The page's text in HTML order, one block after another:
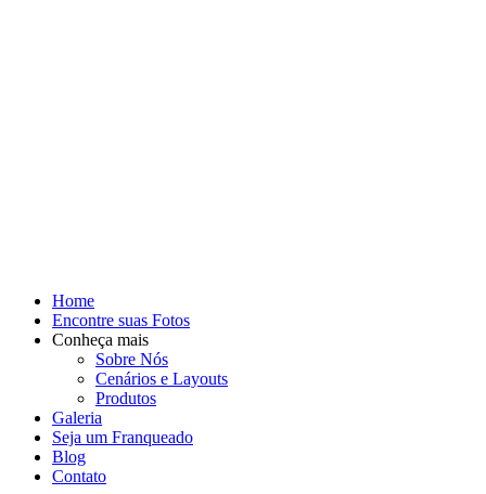
Home
Encontre suas Fotos
Conheça mais
Sobre Nós
Cenários e Layouts
Produtos
Galeria
Seja um Franqueado
Blog
Contato